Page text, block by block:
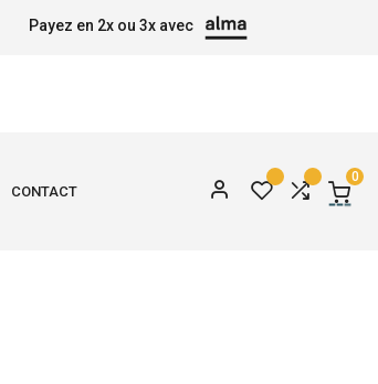
Payez en 2x ou 3x avec
CONTACT
0